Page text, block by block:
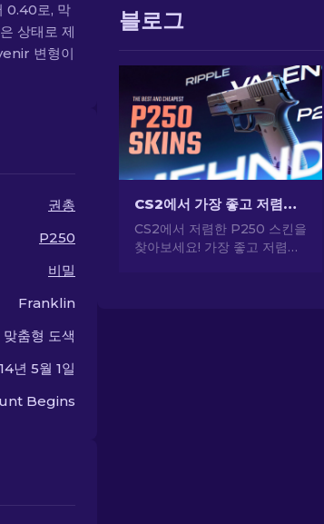
0.40로, 막
상태로 제
변형이
권총
P250
비밀
Franklin
맞춤형 도색
년 5월 1일
Begins
블로그
CS2에서 가장 좋고 저렴한 P250 스킨 [2026]
CS2에서 저렴한 P250 스킨을
찾아보세요! 가장 좋고 저렴한